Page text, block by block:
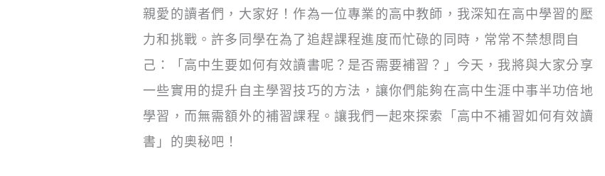
親愛的讀者們，大家好！作為一位專業的高中教師，我深知在高中學習的壓
力和挑戰。許多同學在為了追趕課程進度而忙碌的同時，常常不禁想問自
己：「高中生要如何有效讀書呢？是否需要補習？」今天，我將與大家分享
一些實用的提升自主學習技巧的方法，讓你們能夠在高中生涯中事半功倍地
學習，而無需額外的補習課程。讓我們一起來探索「高中不補習如何有效讀
書」的奧秘吧！